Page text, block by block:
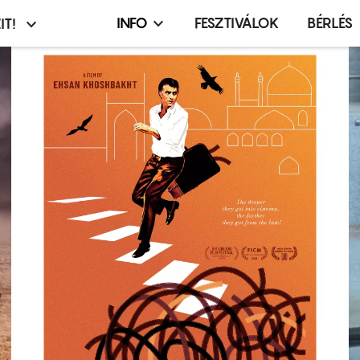
Infó,
esemény,
terembérlés
menü
INFO FESZTIVÁLOK BÉRLÉS